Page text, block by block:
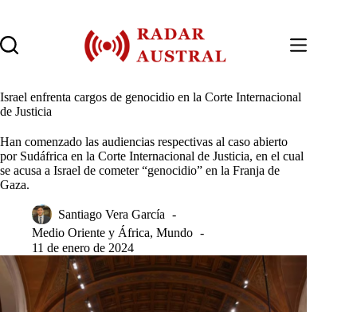
contenido
Israel enfrenta cargos de genocidio en la Corte Internacional
de Justicia
Han comenzado las audiencias respectivas al caso abierto
por Sudáfrica en la Corte Internacional de Justicia, en el cual
se acusa a Israel de cometer “genocidio” en la Franja de
Gaza.
Santiago Vera García
Medio Oriente y África, Mundo
11 de enero de 2024